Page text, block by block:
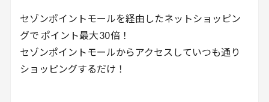
セゾンポイントモールを経由したネットショッピン
グで ポイント最大30倍！
セゾンポイントモールからアクセスしていつも通り
ショッピングするだけ！